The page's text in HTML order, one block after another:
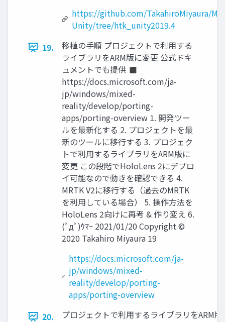
https://github.com/TakahiroMiyaura/
Unity/tree/htk_unity2019.4
19.
移植の手順 プロジェクトで利用する
ライブラリをARM版に変更 公式ドキ
ュメントでも提供 ◼
https://docs.microsoft.com/ja-
jp/windows/mixed-
reality/develop/porting-
apps/porting-overview 1. 開発ツー
ルを最新化する 2. プロジェクトを最
新のツールに移行する 3. プロジェク
トで利用するライブラリをARM版に
変更 この段階でHoloLens 2にデプロ
イ可能なので動きを確認できる 4.
MRTK V2に移行する（過去のMRTK
を利用している場合） 5. 操作方法を
HoloLens 2向けに再考 & 作り変え 6.
(ﾟдﾟ)ｳﾏｰ 2021/01/20 Copyright ©
2020 Takahiro Miyaura 19
https://docs.microsoft.com/ja-
jp/windows/mixed-
reality/develop/porting-
apps/porting-overview
20.
プロジェクトで利用するライブラリをARM